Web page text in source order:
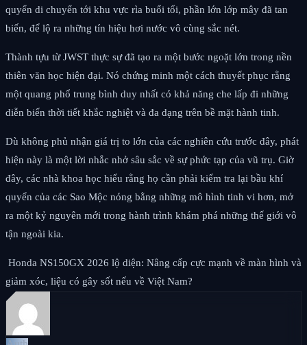
quyển di chuyển tới khu vực rìa buổi tối, phần lớn lớp mây đã tan
biến, để lộ ra những tín hiệu hơi nước vô cùng sắc nét.
Thành tựu từ JWST thực sự đã tạo ra một bước ngoặt lớn trong nền
thiên văn học hiện đại. Nó chứng minh một cách thuyết phục rằng
một quang phổ trung bình duy nhất có khả năng che lấp đi những
diễn biến thời tiết khắc nghiệt và đa dạng trên bề mặt hành tinh.
Dù không phủ nhận giá trị to lớn của các nghiên cứu trước đây, phát
hiện này là một lời nhắc nhở sâu sắc về sự phức tạp của vũ trụ. Giờ
đây, các nhà khoa học hiểu rằng họ cần phải kiểm tra lại bầu khí
quyển của các Sao Mộc nóng bằng những mô hình tinh vi hơn, mở
ra một kỷ nguyên mới trong hành trình khám phá những thế giới vô
tận ngoài kia.
Honda NS150GX 2026 lộ diện: Nâng cấp cực mạnh về màn hình và
giảm xóc, liệu có gây sốt nếu về Việt Nam?